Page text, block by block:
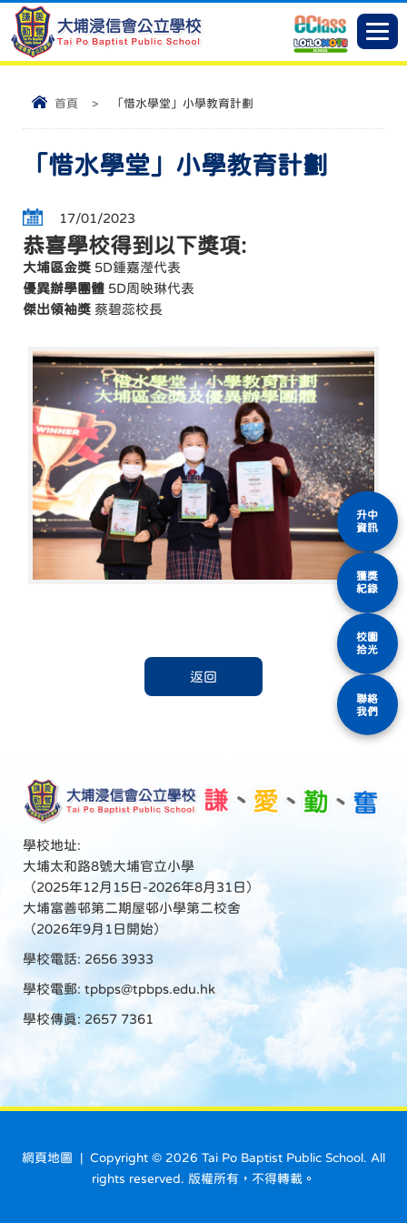
首頁 > 「惜水學堂」小學教育計劃
「惜水學堂」小學教育計劃
17/01/2023
恭喜學校得到以下獎項:
大埔區金獎 5D鍾嘉瀅代表
優異辦學團體 5D周映琳代表
傑出領袖獎 蔡碧蕊校長
返回
學校地址:
大埔太和路8號大埔官立小學
（2025年12月15日-2026年8月31日）
大埔富善邨第二期屋邨小學第二校舍
（2026年9月1日開始）
學校電話: 2656 3933
學校電郵: tpbps@tpbps.edu.hk
學校傳真: 2657 7361
網頁地圖 | Copyright © 2026 Tai Po Baptist Public School. All
rights reserved. 版權所有，不得轉載。
升中
資訊
獲獎
紀錄
校園
拾光
聯絡
我們